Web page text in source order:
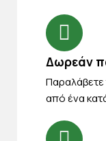
Δωρεάν
από ένα